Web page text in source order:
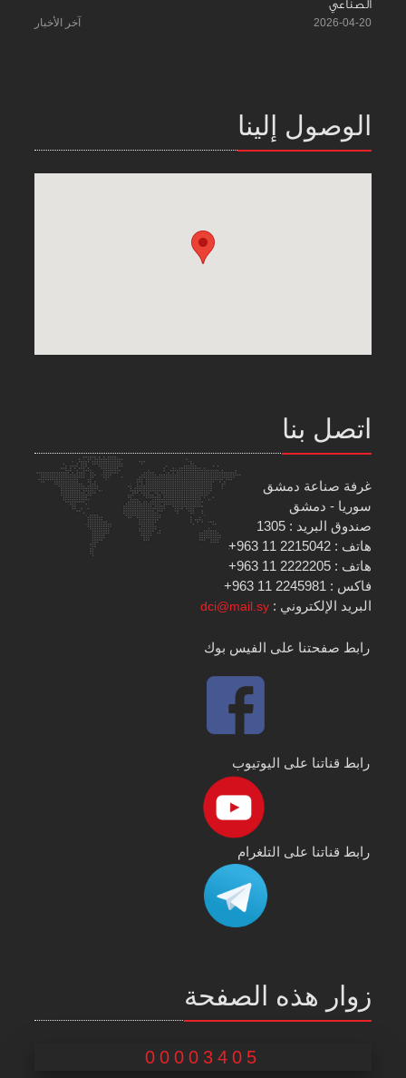
الصناعي
2026-04-20 آخر الأخبار
الوصول إلينا
اتصل بنا
غرفة صناعة دمشق
سوريا - دمشق
صندوق البريد : 1305
هاتف : 2215042 11 963+
هاتف : 2222205 11 963+
فاكس : 2245981 11 963+
البريد الإلكتروني :dci@mail.sy
رابط صفحتنا على الفيس بوك
رابط قناتنا على اليوتيوب
رابط قناتنا على التلغرام
زوار هذه الصفحة
00003405